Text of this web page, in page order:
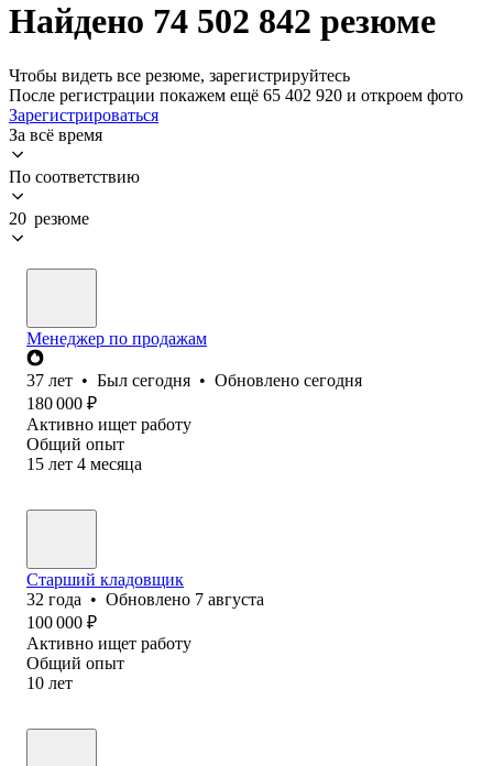
Найдено 74 502 842 резюме
Чтобы видеть все резюме, зарегистрируйтесь
После регистрации покажем ещё 65 402 920 и откроем фото
Зарегистрироваться
За всё время
По соответствию
20 резюме
Менеджер по продажам
37 лет • Был сегодня • Обновлено сегодня
180 000 ₽
Активно ищет работу
Общий опыт
15 лет 4 месяца
Старший кладовщик
32 года • Обновлено 7 августа
100 000 ₽
Активно ищет работу
Общий опыт
10 лет